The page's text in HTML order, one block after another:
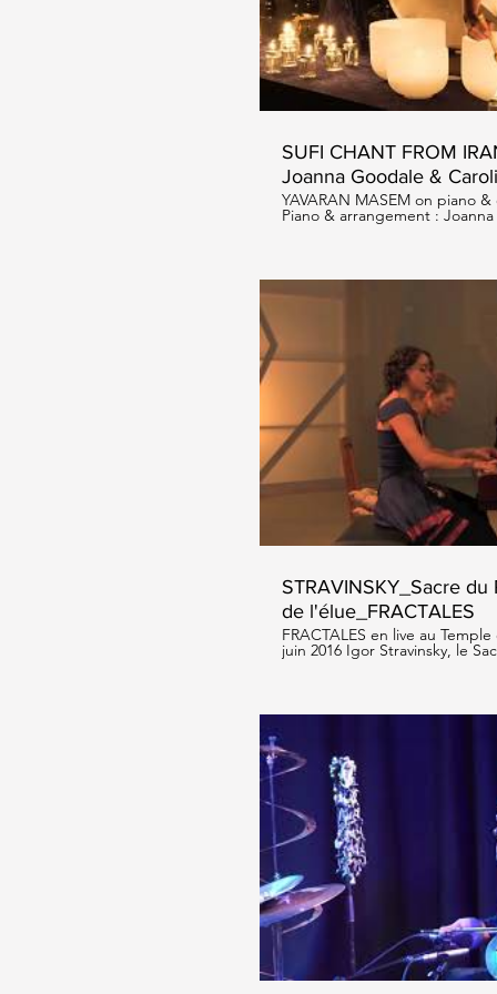
SUFI CHANT FROM
Joanna Goodale &
YAVARAN MASEM on piano
Piano & arrangement :
www.joannagoodale.com
Lausanne (CH) 22.03.2019
coeur des sons" donné à
Music available as piano
A CIRCLE" by Joanna
STRAVINSKY_Sacre
de l'élue_FRACTALES
FRACTALES en live au
juin 2016 Igor Stravinsky, le
Glorification de l'élue Piano : Anna Benzakoun et Joanna